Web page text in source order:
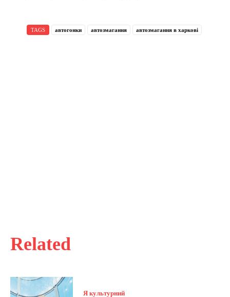
Related
Я культурний
TAGS автогонки автозмагання автозмагання в харкові